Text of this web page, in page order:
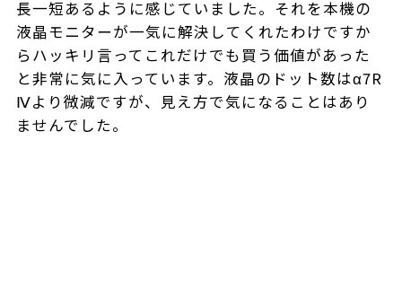
長一短あるように感じていました。それを本機の
液晶モニターが一気に解決してくれたわけですか
らハッキリ言ってこれだけでも買う価値があった
と非常に気に入っています。液晶のドット数はα7R
Ⅳより微減ですが、見え方で気になることはあり
ませんでした。